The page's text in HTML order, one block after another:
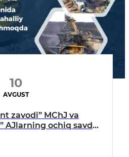
10
AVGUST
zavodi” MChJ va
AJlarning ochiq savdo